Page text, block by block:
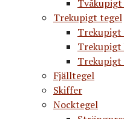
Trekupigt tegel
Trekupigt
Trekupigt
Fjälltegel
Skiffer
Nocktegel